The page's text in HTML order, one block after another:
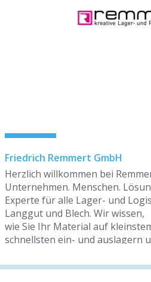
Friedrich Remmert GmbH
Herzlich willkommen bei
Unternehmen. Menschen.
Experte für alle Lager- und
Langgut und Blech. Wir wissen,
wie Sie Ihr Material auf
schnellsten ein- und auslagern